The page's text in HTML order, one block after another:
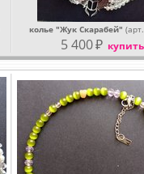
колье "Жук Скарабей"
5 400₽ купить